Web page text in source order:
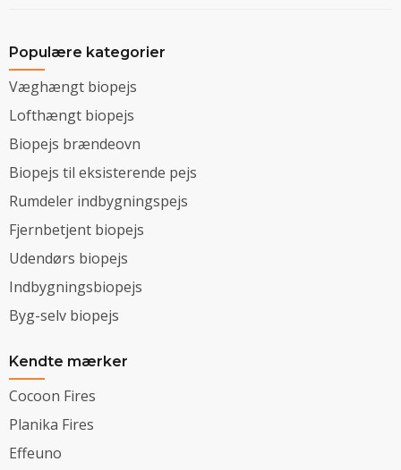
Populære kategorier
Væghængt biopejs
Lofthængt biopejs
Biopejs brændeovn
Biopejs til eksisterende pejs
Rumdeler indbygningspejs
Fjernbetjent biopejs
Udendørs biopejs
Indbygningsbiopejs
Byg-selv biopejs
Kendte mærker
Cocoon Fires
Planika Fires
Effeuno